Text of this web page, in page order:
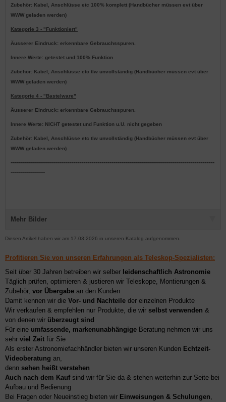
Zubehör: Kabel, Anschlüsse etc 100% komplett (Handbücher müssen evt über
WWW geladen werden)
Kategorie 3 - "Funktioniert"
Äusserer Eindruck: erkennbare Gebrauchsspuren.
Innere Werte: getestet und 100% Funktion
Zubehör: Kabel, Anschlüsse etc tlw unvollständig (Handbücher müssen evt über
WWW geladen werden)
Kategorie 4 - "Bastelware"
Äusserer Eindruck: erkennbare Gebrauchsspuren.
Innere Werte: NICHT getestet und Funktion u.U. nicht gegeben
Zubehör: Kabel, Anschlüsse etc tlw unvollständig (Handbücher müssen evt über
WWW geladen werden)
-----------------------------------------------------------------------------------------------------
-----------------
Mehr Bilder
Diesen Artikel haben wir am 17.03.2026 in unseren Katalog aufgenommen.
Profitieren Sie von unseren Erfahrungen als Teleskop-Spezialisten:
Seit über 30 Jahren betreiben wir selber leidenschaftlich Astronomie
Täglich prüfen, optimieren & justieren wir Teleskope, Montierungen &
Zubehör, vor Übergabe an den Kunden
Damit kennen wir die Vor- und Nachteile der einzelnen Produkte
Wir verkaufen & empfehlen nur Produkte, die wir selbst verwenden &
von denen wir überzeugt sind
Für eine umfassende, markenunabhängige Beratung nehmen wir uns
sehr viel Zeit für Sie
Als erster Astronomiefachhändler bieten wir unseren Kunden Echtzeit-
Videoberatung an,
denn sehen heißt verstehen
Auch nach dem Kaufsind wir für Sie da & stehen weiterhin zur Seite bei
Aufbau und Bedienung
Bei Fragen oder Neueinstieg bieten wir Einweisungen & Schulungen,